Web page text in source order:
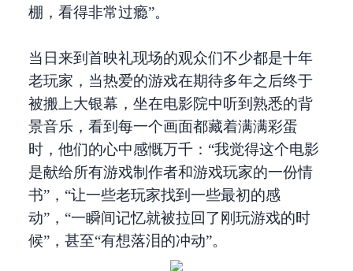
棚，看得非常过瘾”。
当日来到首映礼现场的观众们不少都是十年
老玩家，当热爱的游戏在期待多年之后终于
被搬上大银幕，坐在电影院中听到熟悉的背
景音乐，看到每一个画面都藏着满满彩蛋
时，他们的心中感慨万千：“我觉得这个电影
是献给所有游戏制作者和游戏玩家的一份情
书”，“让一些老玩家找到一些最初的感
动”，“一瞬间记忆就被拉回了刚玩游戏的时
候”，甚至“有想落泪的冲动”。